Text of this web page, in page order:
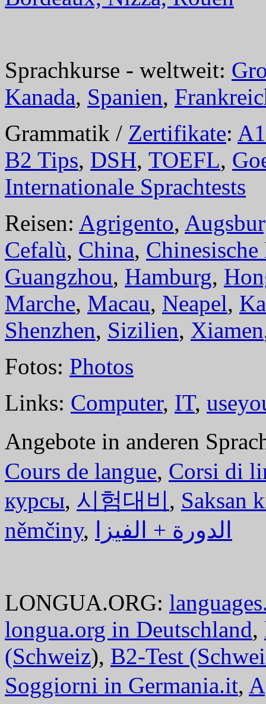
Sprachkurse - weltweit:
Kanada, Spanien,
Grammatik / Zertifikate: A1
B2 Tips, DSH, TOEFL,
Internationale Sprachtests
Reisen: Agrigento,
Cefalù, China, Chinesische
Guangzhou, Hamburg,
Marche, Macau, Neapel,
Shenzhen, Sizilien, Xiamen
Fotos: Photos
Links: Computer, IT,
Angebote in anderen
Cours de langue, Corsi di
курсы, 시험대비, Saksan
němčiny, الدورة + الفيزا
LONGUA.ORG:
longua.org in Deutschland,
(Schweiz), B2-Test
Soggiorni in Germania.it,